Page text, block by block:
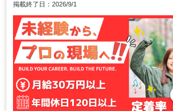
掲載終了日：2026/9/1